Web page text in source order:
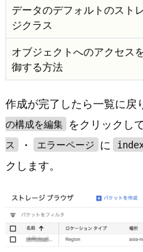
データのデフォルトのスト
ジクラス
オブジェクトへのアクセス
御する方法
作成が完了したら一覧に戻
の構成を編集
をクリックして
ス
・ エラーページ に
クします。